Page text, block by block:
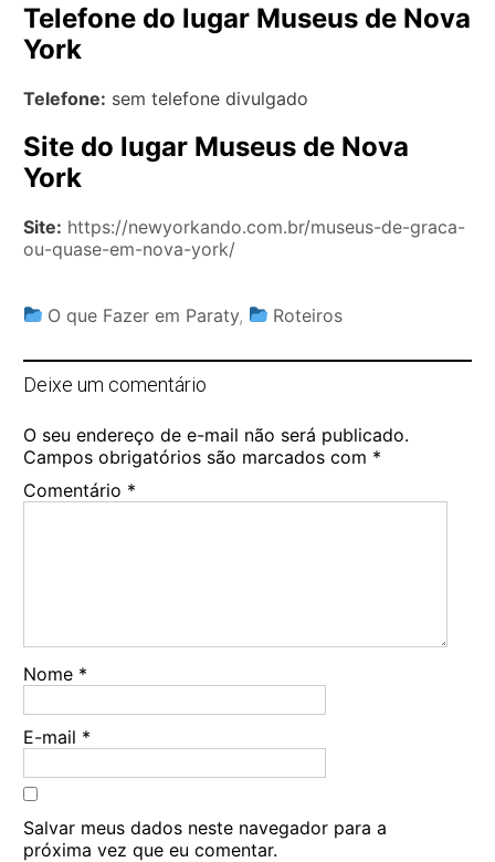
Telefone do lugar Museus de Nova
York
Telefone: sem telefone divulgado
Site do lugar Museus de Nova
York
Site: https://newyorkando.com.br/museus-de-graca-
ou-quase-em-nova-york/
O que Fazer em Paraty, Roteiros
Deixe um comentário
O seu endereço de e-mail não será publicado.
Campos obrigatórios são marcados com *
Comentário *
Nome *
E-mail *
Salvar meus dados neste navegador para a
próxima vez que eu comentar.